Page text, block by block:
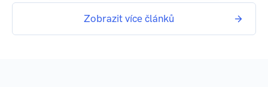
Zobrazit více článků